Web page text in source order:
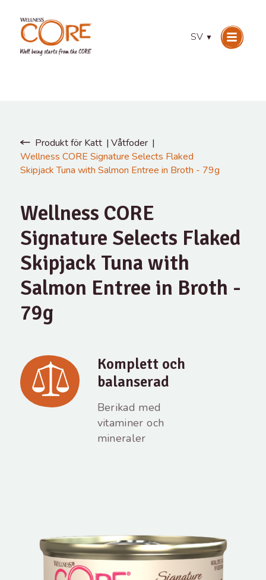
SV ▼
Produkt för Katt
Våtfoder
Wellness CORE Signature Selects Flaked
Skipjack Tuna with Salmon Entree in Broth - 79g
Wellness CORE
Signature Selects Flaked
Skipjack Tuna with
Salmon Entree in Broth -
79g
Komplett och
balanserad
Berikad med
vitaminer och
mineraler